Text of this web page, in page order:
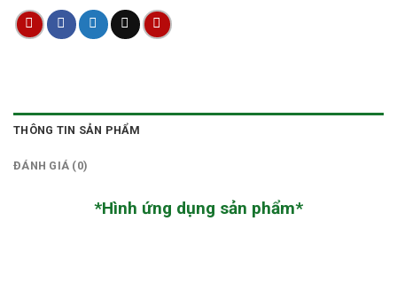
THÔNG TIN SẢN PHẨM
ĐÁNH GIÁ (0)
*Hình ứng dụng sản phẩm*